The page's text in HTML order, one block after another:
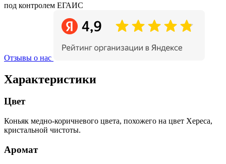
под контролем ЕГАИС
Отзывы о нас
Характеристики
Цвет
Коньяк медно-коричневого цвета, похожего на цвет Хереса,
кристальной чистоты.
Аромат